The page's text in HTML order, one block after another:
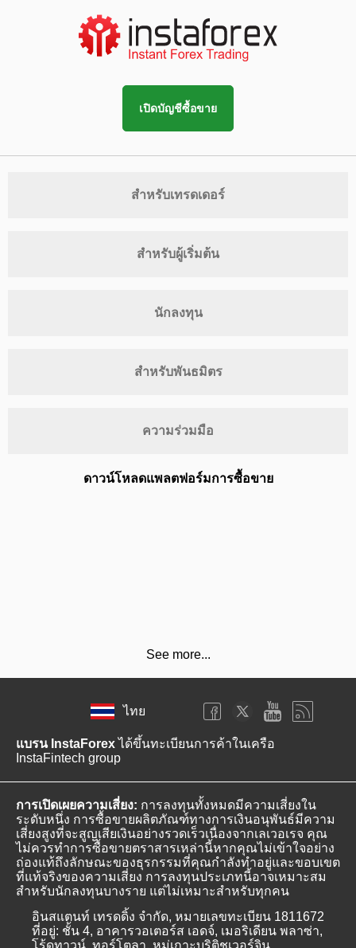
เปิดบัญชีซื้อขาย
สำหรับเทรดเดอร์
สำหรับผู้เริ่มต้น
นักลงทุน
สำหรับพันธมิตร
ความร่วมมือ
ดาวน์โหลดแพลตฟอร์มการซื้อขาย
See more...
ไทย
แบรน InstaForexได้ขึ้นทะเบียนการค้าในเครือ
InstaFintech group
การเปิดเผยความเสี่ยง: การลงทุนทั้งหมดมีความเสี่ยงใน
ระดับหนึ่ง การซื้อขายผลิตภัณฑ์ทางการเงินอนุพันธ์มีความ
เสี่ยงสูงที่จะสูญเสียเงินอย่างรวดเร็วเนื่องจากเลเวอเรจ คุณ
ไม่ควรทำการซื้อขายตราสารเหล่านี้หากคุณไม่เข้าใจอย่าง
ถ่องแท้ถึงลักษณะของธุรกรรมที่คุณกำลังทำอยู่และขอบเขต
ที่แท้จริงของความเสี่ยง การลงทุนประเภทนี้อาจเหมาะสม
สำหรับนักลงทุนบางราย แต่ไม่เหมาะสำหรับทุกคน
อินสแตนท์ เทรดดิ้ง จำกัด, หมายเลขทะเบียน 1811672
ที่อยู่: ชั้น 4, อาคารวอเตอร์ส เอดจ์, เมอริเดียน พลาซ่า,
โร้ดทาวน์, ทอร์โตลา, หมู่เกาะบริติชเวอร์จิน